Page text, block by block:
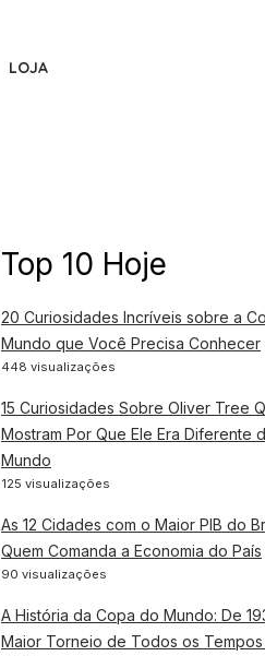
LOJA
Top 10 Hoje
20 Curiosidades Incríveis sobre a
Mundo que Você Precisa Conhecer
448 visualizações
15 Curiosidades Sobre Oliver Tree
Mostram Por Que Ele Era Diferente
Mundo
125 visualizações
As 12 Cidades com o Maior PIB do
Quem Comanda a Economia do País
90 visualizações
A História da Copa do Mundo: De
Maior Torneio de Todos os Tempos